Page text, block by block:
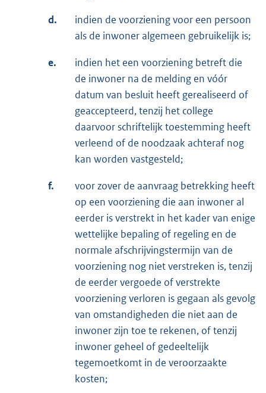
d.
indien de voorziening voor een persoon
als de inwoner algemeen gebruikelijk is;
e.
indien het een voorziening betreft die
de inwoner na de melding en vóór
datum van besluit heeft gerealiseerd of
geaccepteerd, tenzij het college
daarvoor schriftelijk toestemming heeft
verleend of de noodzaak achteraf nog
kan worden vastgesteld;
f.
voor zover de aanvraag betrekking heeft
op een voorziening die aan inwoner al
eerder is verstrekt in het kader van enige
wettelijke bepaling of regeling en de
normale afschrijvingstermijn van de
voorziening nog niet verstreken is, tenzij
de eerder vergoede of verstrekte
voorziening verloren is gegaan als gevolg
van omstandigheden die niet aan de
inwoner zijn toe te rekenen, of tenzij
inwoner geheel of gedeeltelijk
tegemoetkomt in de veroorzaakte
kosten;